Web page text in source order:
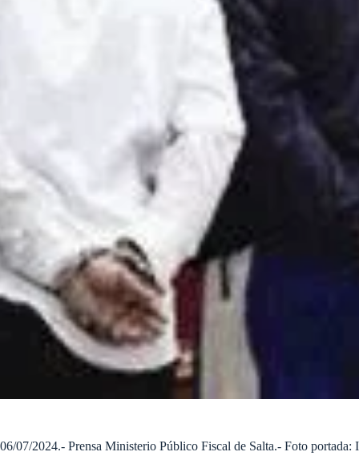
06/07/2024.- Prensa Ministerio Público Fiscal de Salta.- Foto portada: